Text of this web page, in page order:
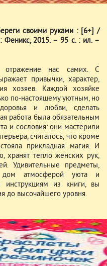
своими руками : [6+] /
Феникс, 2015. – 95 с. : ил. –
нас самих. С
привычки, характер,
хозяев. Каждой хозяйке
по-настоящему уютным, но
и любви, сделать
работа была обязательным
и сословия: они мастерили
считалось, что кроме
прикладная магия. И
хранят тепло женских рук,
Удивительные предметы,
дом атмосферой уюта и
инструкциям из книги, вы
до высочайшего уровня.